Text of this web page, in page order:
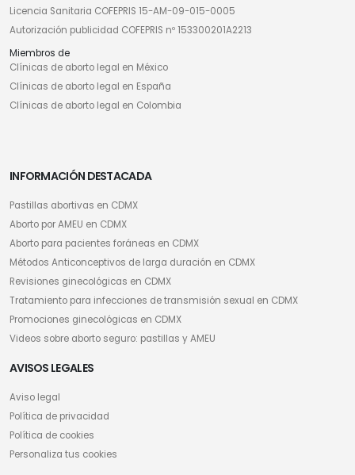
Licencia Sanitaria COFEPRIS 15-AM-09-015-0005
Autorización publicidad COFEPRIS nº 153300201A2213
Miembros de
Clínicas de aborto legal en México
Clínicas de aborto legal en España
Clínicas de aborto legal en Colombia
INFORMACIÓN DESTACADA
Pastillas abortivas en CDMX
Aborto por AMEU en CDMX
Aborto para pacientes foráneas en CDMX
Métodos Anticonceptivos de larga duración en CDMX
Revisiones ginecológicas en CDMX
Tratamiento para infecciones de transmisión sexual en CDMX
Promociones ginecológicas en CDMX
Videos sobre aborto seguro: pastillas y AMEU
AVISOS LEGALES
Aviso legal
Política de privacidad
Política de cookies
Personaliza tus cookies